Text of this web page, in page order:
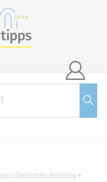

Überschuss-Rechnung